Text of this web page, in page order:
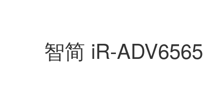
智简 iR-ADV6565